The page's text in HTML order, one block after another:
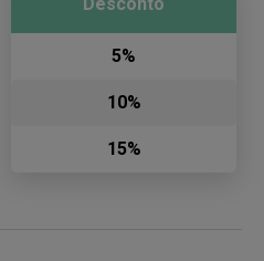
5%
10%
15%